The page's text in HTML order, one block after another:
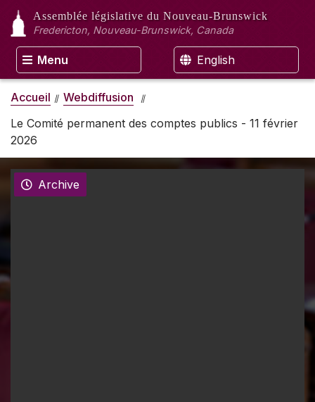
Assemblée législative du Nouveau-Brunswick
Fredericton, Nouveau-Brunswick, Canada
Menu English
Accueil
Webdiffusion
Le Comité permanent des comptes publics - 11 février
2026
Archive